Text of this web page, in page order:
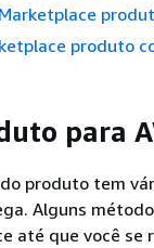
produto
para
produto tem
Alguns
até que você